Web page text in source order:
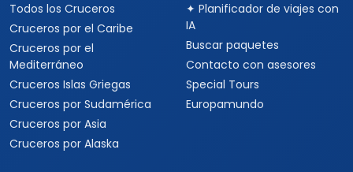
Todos los Cruceros
Cruceros por el Caribe
Cruceros por el
Mediterráneo
Cruceros Islas Griegas
Cruceros por Sudamérica
Cruceros por Asia
Cruceros por Alaska
✦ Planificador de viajes con
IA
Buscar paquetes
Contacto con asesores
Special Tours
Europamundo